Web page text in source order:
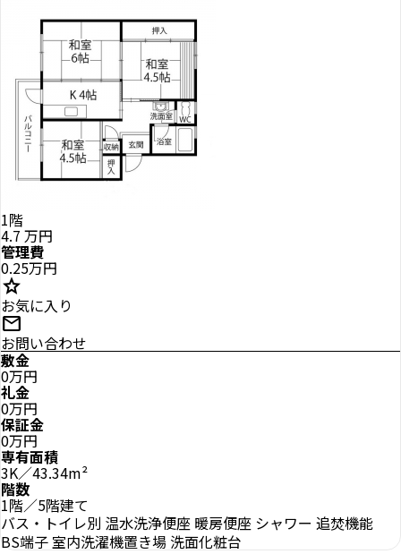
1階
4.7 万円
管理費
0.25万円
star
お気に入り
mail
お問い合わせ
敷金
0万円
礼金
0万円
保証金
0万円
専有面積
3K／43.34m²
階数
1階／5階建て
バス・トイレ別 温水洗浄便座 暖房便座 シャワー 追焚機能
BS端子室内洗濯機置き場 洗面化粧台